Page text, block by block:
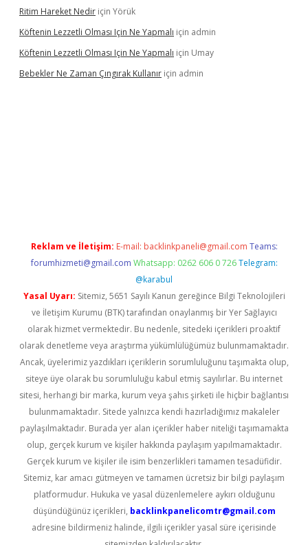
Ritim Hareket Nedir için Yörük
Köftenin Lezzetli Olması Için Ne Yapmalı için admin
Köftenin Lezzetli Olması Için Ne Yapmalı için Umay
Bebekler Ne Zaman Çıngırak Kullanır için admin
Reklam ve İletişim: E-mail: backlinkpaneli@gmail.com Teams:
forumhizmeti@gmail.com Whatsapp: 0262 606 0 726 Telegram:
@karabul
Yasal Uyarı: Sitemiz, 5651 Sayılı Kanun gereğince Bilgi Teknolojileri
ve İletişim Kurumu (BTK) tarafından onaylanmış bir Yer Sağlayıcı
olarak hizmet vermektedir. Bu nedenle, sitedeki içerikleri proaktif
olarak denetleme veya araştırma yükümlülüğümüz bulunmamaktadır.
Ancak, üyelerimiz yazdıkları içeriklerin sorumluluğunu taşımakta olup,
siteye üye olarak bu sorumluluğu kabul etmiş sayılırlar. Bu internet
sitesi, herhangi bir marka, kurum veya şahıs şirketi ile hiçbir bağlantısı
bulunmamaktadır. Sitede yalnızca kendi hazırladığımız makaleler
paylaşılmaktadır. Burada yer alan içerikler haber niteliği taşımamakta
olup, gerçek kurum ve kişiler hakkında paylaşım yapılmamaktadır.
Gerçek kurum ve kişiler ile isim benzerlikleri tamamen tesadüfidir.
Sitemiz, kar amacı gütmeyen ve tamamen ücretsiz bir bilgi paylaşım
platformudur. Hukuka ve yasal düzenlemelere aykırı olduğunu
düşündüğünüz içerikleri, backlinkpanelicomtr@gmail.com
adresine bildirmeniz halinde, ilgili içerikler yasal süre içerisinde